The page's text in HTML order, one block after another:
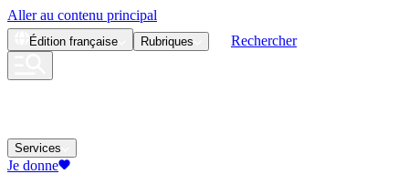
Aller au contenu principal
Édition française Rubriques Rechercher
Services
Je donne